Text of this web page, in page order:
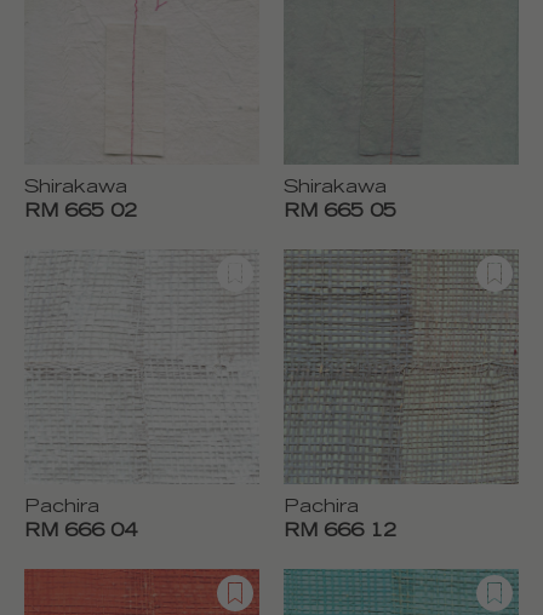
Shirakawa
RM 665 02
Shirakawa
RM 665 05
Pachira
RM 666 04
Pachira
RM 666 12